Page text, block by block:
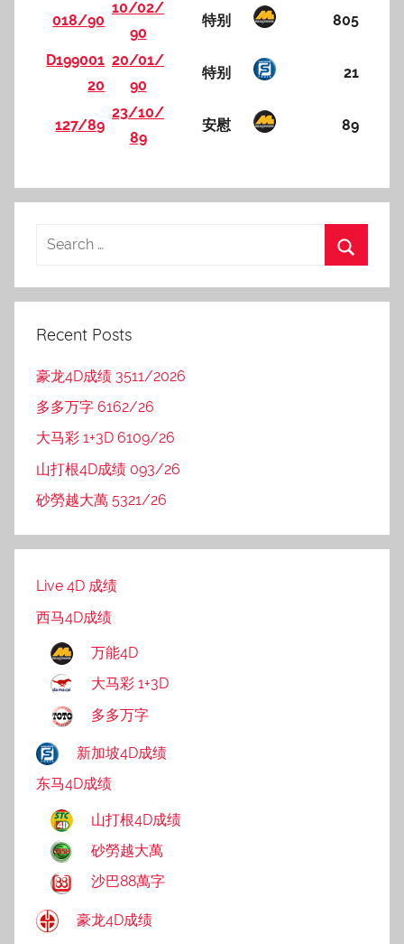
018/90
10/02/
90
特别 805
D199001
20
20/01/
90
特别 21
127/89
23/10/
89
安慰 89
Recent Posts
豪龙4D成绩 3511/2026
多多万字 6162/26
大马彩 1+3D 6109/26
山打根4D成绩 093/26
砂勞越大萬 5321/26
Live 4D 成绩
西马4D成绩
万能4D
大马彩 1+3D
多多万字
新加坡4D成绩
东马4D成绩
山打根4D成绩
砂勞越大萬
沙巴88萬字
豪龙4D成绩